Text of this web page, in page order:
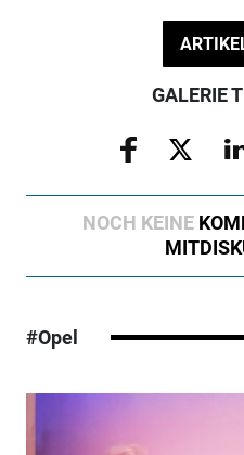
GALERIE
NOCH KEINE
#Opel